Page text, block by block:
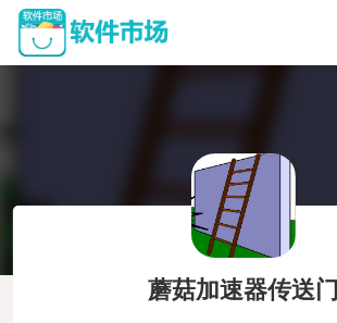
蘑菇加速器传送门